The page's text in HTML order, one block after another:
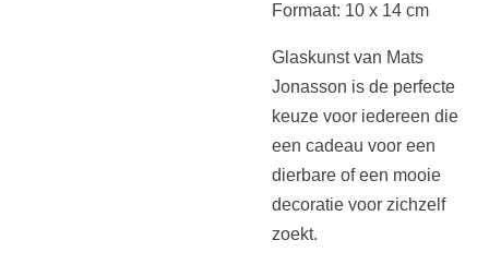
Formaat: 10 x 14 cm
Glaskunst van Mats
Jonasson is de perfecte
keuze voor iedereen die
een cadeau voor een
dierbare of een mooie
decoratie voor zichzelf
zoekt.